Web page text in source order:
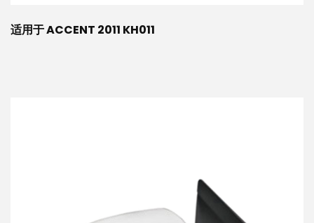
适用于 ACCENT 2011 KH011